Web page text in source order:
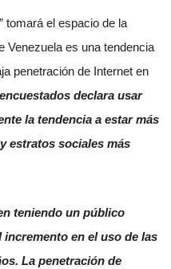
” tomará el espacio de la
Venezuela es una tendencia
penetración de Internet en
declara usar
la tendencia a estar más
estratos sociales más
teniendo un público
incremento en el uso de las
La penetración de